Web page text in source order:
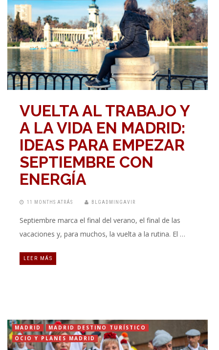
VUELTA AL TRABAJO Y
A LA VIDA EN MADRID:
IDEAS PARA EMPEZAR
SEPTIEMBRE CON
ENERGÍA
11 MONTHS ATRÁS BLGADMINGAVIR
Septiembre marca el final del verano, el final de las
vacaciones y, para muchos, la vuelta a la rutina. El …
LEER MÁS
MADRID
MADRID DESTINO TURÍSTICO
OCIO Y PLANES MADRID